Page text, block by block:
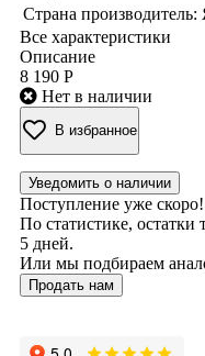
Страна производитель:
Все характеристики
Описание
8 190 Р
Нет в наличии
В избранное
Уведомить о наличии
Поступление уже скоро!
По статистике,
5 дней.
Или мы подбираем
Продать нам